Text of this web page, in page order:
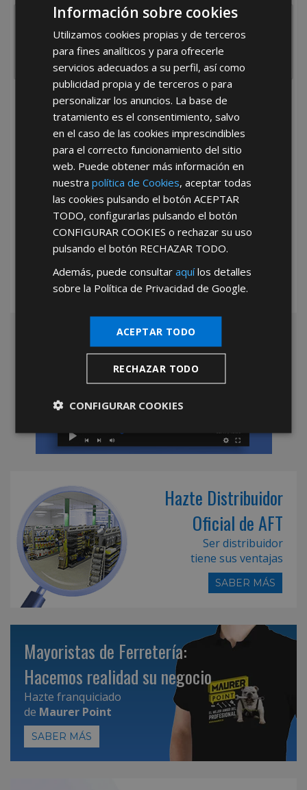
He leído y acepto laPolítica de Privacidad
*Abstenerse particulares, sólo venta a tiendas y empresas minoristas y
mayoristas.
Hazte Distribuidor
Oficial de AFT
Ser distribuidor
tiene sus ventajas
SABER MÁS
Mayoristas de Ferretería:
Hacemos realidad su negocio
Hazte franquiciado
de Maurer Point
SABER MÁS
Información sobre cookies
Utilizamos cookies propias y de terceros
para fines analíticos y para ofrecerle
servicios adecuados a su perfil, así como
publicidad propia y de terceros o para
personalizar los anuncios. La base de
tratamiento es el consentimiento, salvo
en el caso de las cookies imprescindibles
para el correcto funcionamiento del sitio
web. Puede obtener más información en
nuestrapolítica de Cookies, aceptar todas
las cookies pulsando el botónACEPTAR
TODO, configurarlas pulsando el botón
CONFIGURAR COOKIES o rechazar su uso
pulsando el botón RECHAZAR TODO.
Además, puede consultaraquílos detalles
sobre la Política de Privacidad de Google.
ACEPTAR TODO
RECHAZAR TODO
CONFIGURAR COOKIES